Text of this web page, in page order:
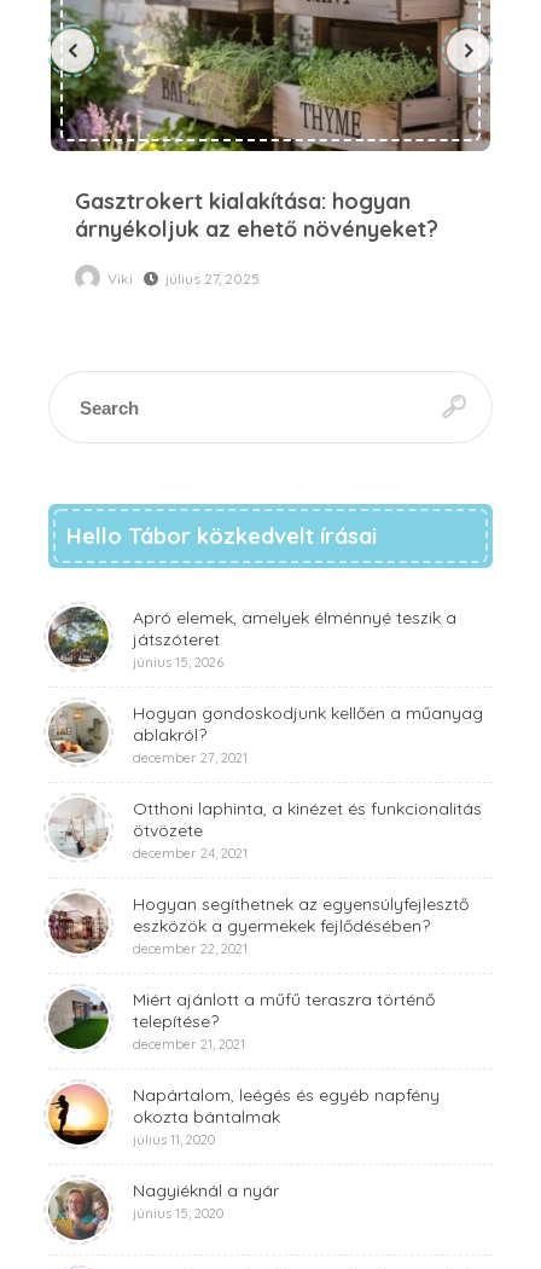
Gasztrokert kialakítása: hogyan
árnyékoljuk az ehető növényeket?
Viki július 27, 2025
Hello Tábor közkedvelt írásai
Apró elemek, amelyek élménnyé teszik a
játszóteret
június 15, 2026
Hogyan gondoskodjunk kellően a műanyag
ablakról?
december 27, 2021
Otthoni laphinta, a kinézet és funkcionalitás
ötvözete
december 24, 2021
Hogyan segíthetnek az egyensúlyfejlesztő
eszközök a gyermekek fejlődésében?
december 22, 2021
Miért ajánlott a műfű teraszra történő
telepítése?
december 21, 2021
Napártalom, leégés és egyéb napfény
okozta bántalmak
július 11, 2020
Nagyiéknál a nyár
június 15, 2020